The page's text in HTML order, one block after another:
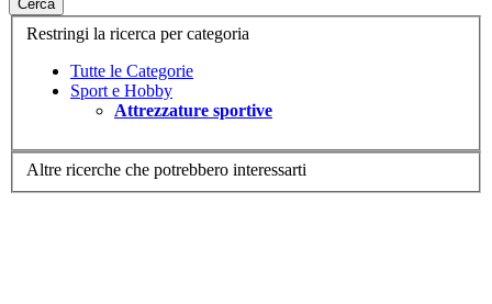
Cerca
Restringi la ricerca per categoria
Tutte le Categorie
Sport e Hobby
Attrezzature sportive
Altre ricerche che potrebbero interessarti